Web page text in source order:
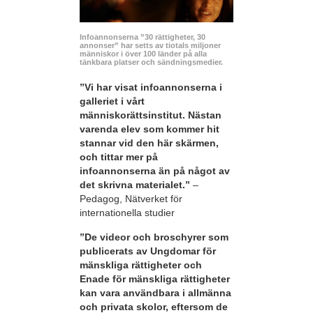
Infoannonserna ”30 rättigheter, 30
annonser” har setts av tiotals miljoner
människor i över 100 länder på alla
tänkbara platser och sändningsmedier.
”Vi har visat infoannonserna i
galleriet i vårt
människorättsinstitut. Nästan
varenda elev som kommer hit
stannar vid den här skärmen,
och tittar mer på
infoannonserna än på något av
det skrivna materialet.” –
Pedagog, Nätverket för
internationella studier
”De videor och broschyrer som
publicerats av Ungdomar för
mänskliga rättigheter och
Enade för mänskliga rättigheter
kan vara användbara i allmänna
och privata skolor, eftersom de